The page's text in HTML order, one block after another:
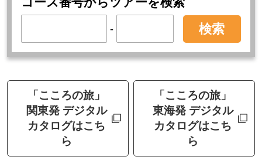
- 検索
「こころの旅」
関東発 デジタル
カタログはこち
ら
「こころの旅」
東海発 デジタル
カタログはこち
ら